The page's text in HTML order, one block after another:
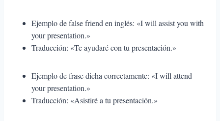
Ejemplo de false friend en inglés: «I will assist you with
your presentation.»
Traducción: «Te ayudaré con tu presentación.»
Ejemplo de frase dicha correctamente: «I will attend
your presentation.»
Traducción: «Asistiré a tu presentación.»